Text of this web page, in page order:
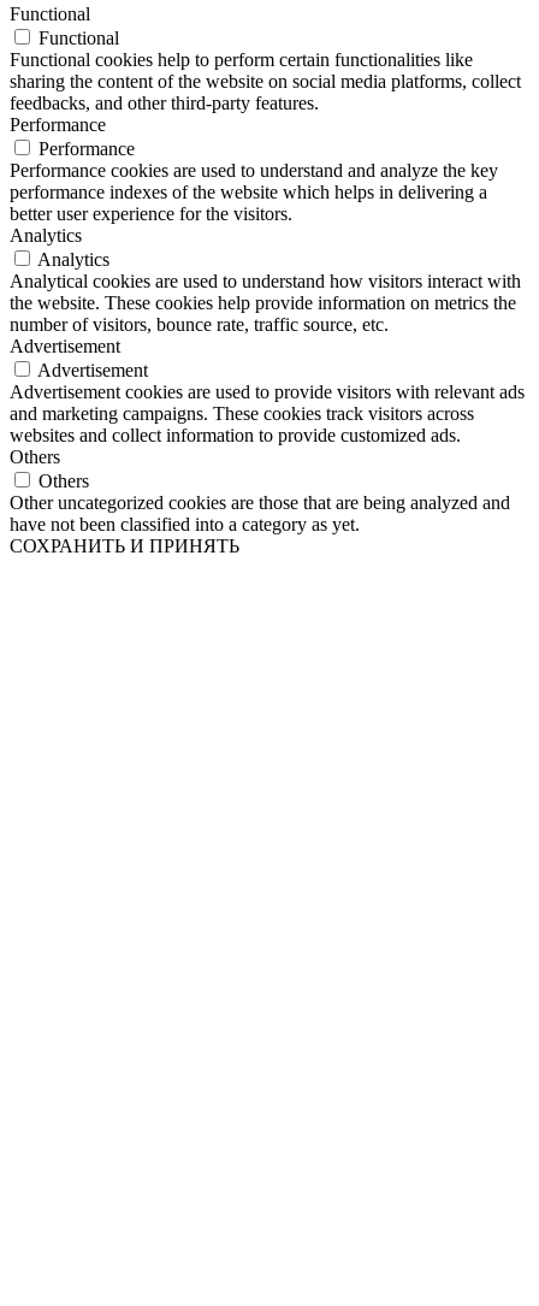
Functional
Functional
Functional cookies help to perform certain functionalities like
sharing the content of the website on social media platforms, collect
feedbacks, and other third-party features.
Performance
Performance
Performance cookies are used to understand and analyze the key
performance indexes of the website which helps in delivering a
better user experience for the visitors.
Analytics
Analytics
Analytical cookies are used to understand how visitors interact with
the website. These cookies help provide information on metrics the
number of visitors, bounce rate, traffic source, etc.
Advertisement
Advertisement
Advertisement cookies are used to provide visitors with relevant ads
and marketing campaigns. These cookies track visitors across
websites and collect information to provide customized ads.
Others
Others
Other uncategorized cookies are those that are being analyzed and
have not been classified into a category as yet.
СОХРАНИТЬ И ПРИНЯТЬ